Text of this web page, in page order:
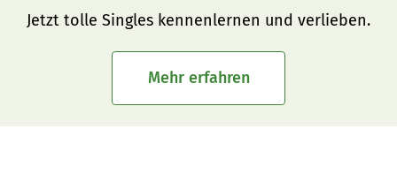
Jetzt tolle Singles kennenlernen und verlieben.
Mehr erfahren